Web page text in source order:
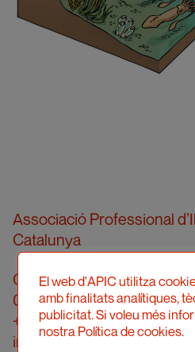
Associació Professional
Catalunya
Carrer Londres, 96, pral.
08036 Barcelona
+34 934 161 474
info@apic.cat
El web d'APIC utilitza
amb finalitats analítiques,
publicitat. Si voleu més
nostra Política de cookies.